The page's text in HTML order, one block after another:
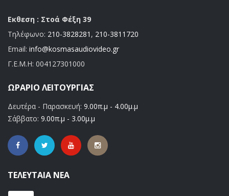
Εκθεση : Στοά Φέξη 39
Τηλέφωνο: 210-3828281 , 210-3811720
Email: info@kosmasaudiovideo.gr
Γ.Ε.Μ.Η: 004127301000
ΩΡΆΡΙΟ ΛΕΙΤΟΥΡΓΊΑΣ
Δευτέρα - Παρασκευή: 9.00π.μ - 4.00μ.μ
Σάββατο: 9.00π.μ - 3.00μ.μ
ΤΕΛΕΥΤΑΊΑ ΝΈΑ